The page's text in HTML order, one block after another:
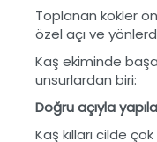
Toplanan kökler
özel açı ve
Kaş ekiminde
unsurlardan biri:
Doğru açıyla
Kaş kılları cilde